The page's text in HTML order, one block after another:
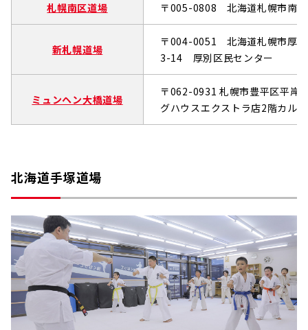
札幌南区道場 〒005-0808 北海道札幌市南
新札幌道場
〒004-0051 北海道札幌市厚
3-14 厚別区民センター
ミュンヘン大橋道場
〒062-0931 札幌市豊平区平岸
グハウスエクストラ店2階カル
北海道手塚道場